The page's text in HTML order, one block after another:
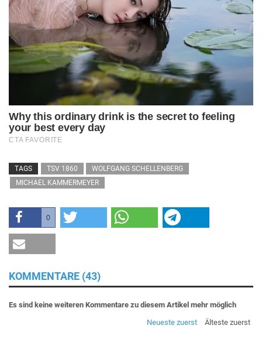
TAGS TSV 1860
WOLFGANG SCHELLENBERG
MICHAEL KAMMERMEYER
0
KOMMENTARE (43)
Es sind keine weiteren Kommentare zu diesem Artikel mehr möglich
Neueste zuerst
Älteste zuerst